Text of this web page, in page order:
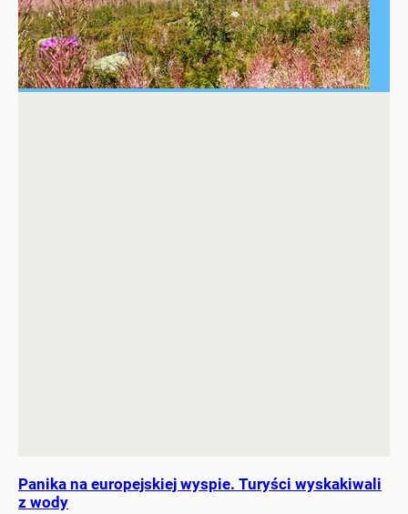
Panika na europejskiej wyspie. Turyści wyskakiwali
z wody